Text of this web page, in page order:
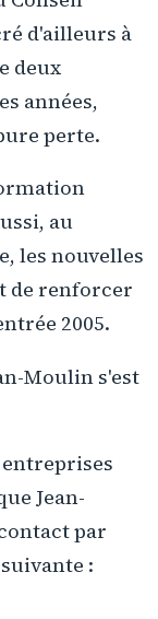
d'ailleurs à
deux
années,
perte.
au
les nouvelles
de renforcer
2005.
Moulin s'est
Jean-
par
: